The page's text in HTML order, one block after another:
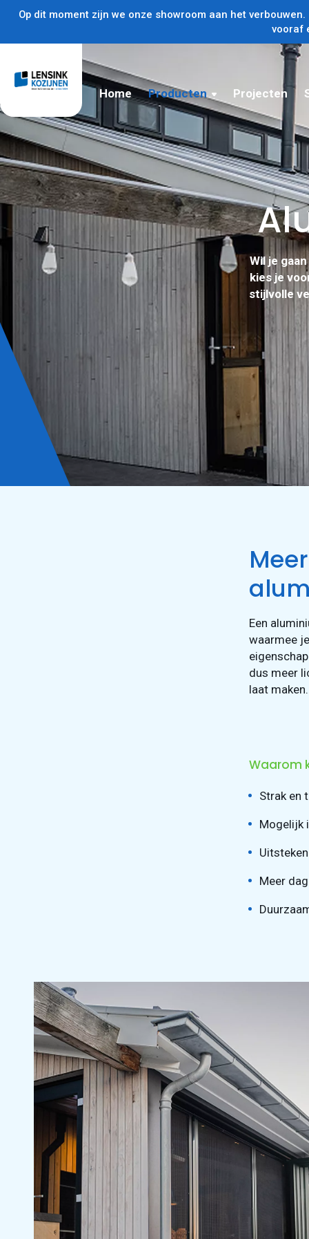
Op dit moment zijn we onze showroom aan het
vooraf
Home Producten Projecten
Wil je
kies je
stijlvolle
Een
waarmee
dus meer
laat
Waarom
Strak en
Mogelijk
Meer